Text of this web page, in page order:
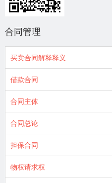
合同管理
买卖合同解释释义
借款合同
合同主体
合同总论
担保合同
物权请求权